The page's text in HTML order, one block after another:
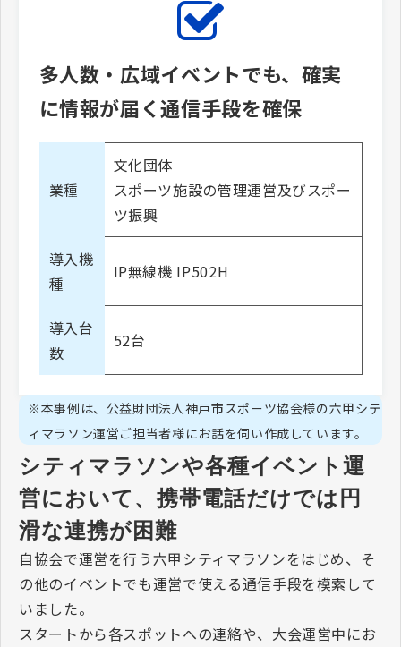
多人数・広域イベントでも、確実
に情報が届く通信手段を確保
業種
文化団体
スポーツ施設の管理運営及びスポー
ツ振興
導入機
種
IP無線機 IP502H
導入台
数
52台
※本事例は、公益財団法人神戸市スポーツ協会様の六甲シテ
ィマラソン運営ご担当者様にお話を伺い作成しています。
シティマラソンや各種イベント運
営において、携帯電話だけでは円
滑な連携が困難
自協会で運営を行う六甲シティマラソンをはじめ、そ
の他のイベントでも運営で使える通信手段を模索して
いました。
スタートから各スポットへの連絡や、大会運営中にお